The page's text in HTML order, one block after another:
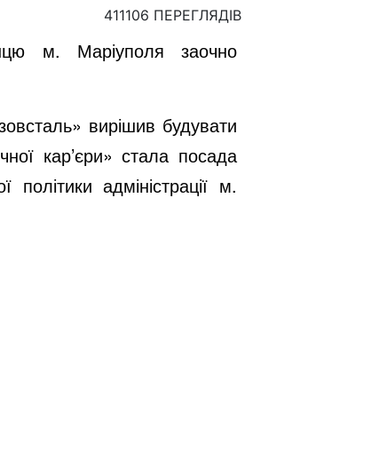
411106 ПЕРЕГЛЯДІВ
м. Маріуполя заочно
вирішив будувати
кар’єри» стала посада
політики адміністрації м.